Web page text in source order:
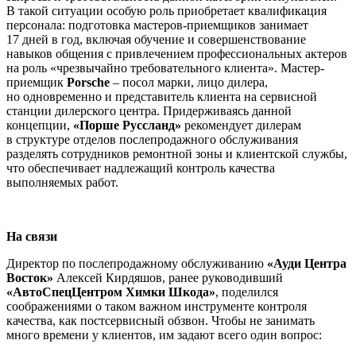
В такой ситуации особую роль приобретает квалификация
персонала: подготовка мастеров-приемщиков занимает
17 дней в год, включая обучение и совершенствование
навыков общения с привлечением профессиональных актеров
на роль «чрезвычайно требовательного клиента». Мастер-
приемщик Porsche – посол марки, лицо дилера,
но одновременно и представитель клиента на сервисной
станции дилерского центра. Придерживаясь данной
концепции, «Порше Руссланд» рекомендует дилерам
в структуре отделов послепродажного обслуживания
разделять сотрудников ремонтной зоны и клиентской службы,
что обеспечивает надлежащий контроль качества
выполняемых работ.
На связи
Директор по послепродажному обслуживанию «Ауди Центра
Восток» Алексей Кирдяшов, ранее руководивший
«АвтоСпецЦентром Химки Шкода», поделился
соображениями о таком важном инструменте контроля
качества, как постсервисный обзвон. Чтобы не занимать
много времени у клиентов, им задают всего один вопрос: